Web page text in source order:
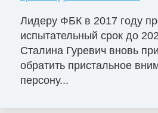
Лидеру ФБК в 2017 году
испытательный срок до
Сталина Гуревич вновь
обратить пристальное
персону...